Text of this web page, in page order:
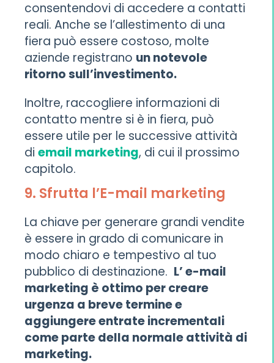
consentendovi di accedere a contatti
reali. Anche se l’allestimento di una
fiera può essere costoso, molte
aziende registrano un notevole
ritorno sull’investimento.
Inoltre, raccogliere informazioni di
contatto mentre si è in fiera, può
essere utile per le successive attività
di email marketing, di cui il prossimo
capitolo.
9. Sfrutta l’E-mail marketing
La chiave per generare grandi vendite
è essere in grado di comunicare in
modo chiaro e tempestivo al tuo
pubblico di destinazione. L’ e-mail
marketing è ottimo per creare
urgenza a breve termine e
aggiungere entrate incrementali
come parte della normale attività di
marketing.